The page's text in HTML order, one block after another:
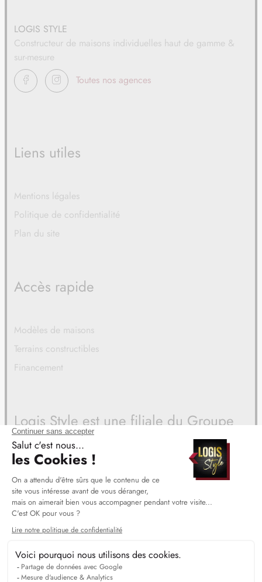
LOGIS STYLE
Constructeur de maisons individuelles haut de gamme &
sur-mesure
FACEBOOKINSTAGRAM
Toutes nos agences
Liens utiles
Mentions légales
Politique de confidentialité
Plan du site
Accès rapide
Modèles de maisons
Terrains constructibles
Financement
Logis Style est une filiale du Groupe
BDL